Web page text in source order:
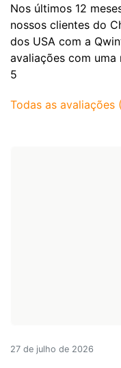
Nos últimos 12
nossos clientes do
dos USA com a
avaliações com uma
5
Todas as avaliações
27 de julho de 2026